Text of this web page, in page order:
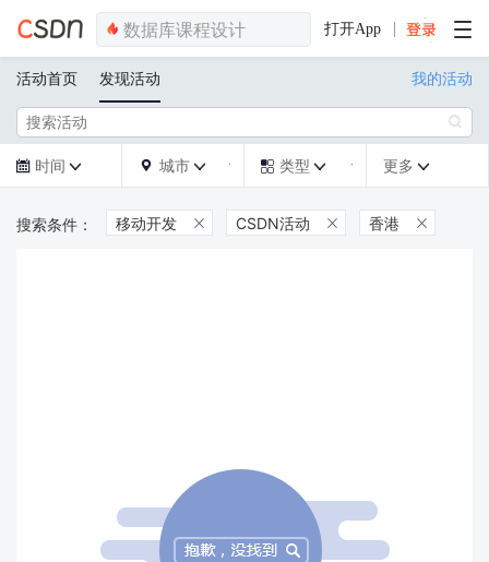
打开App
活动首页 发现活动 我的活动

 时间   城市   类型  更多 
移动开发  CSDN活动  香港 